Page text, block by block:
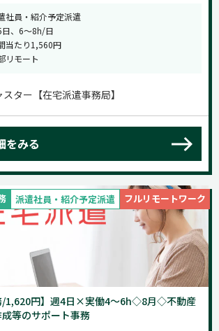
社員・紹介予定派遣
日、6～8h/日
当たり1,560円
リモート
ター【在宅派遣事務局】
をみる
派遣社員・紹介予定派遣 フルリモートワーク
/1,620円】週4日×実働4～6h◇8月◇不動産
等のサポート事務